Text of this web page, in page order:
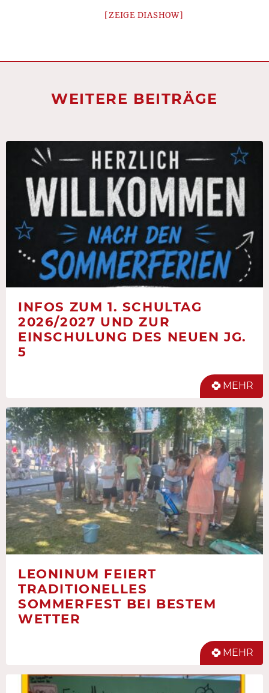
[ZEIGE DIASHOW]
WEITERE BEITRÄGE
INFOS ZUM 1. SCHULTAG
2026/2027 UND ZUR
EINSCHULUNG DES NEUEN JG.
5
MEHR
LEONINUM FEIERT
TRADITIONELLES
SOMMERFEST BEI BESTEM
WETTER
MEHR